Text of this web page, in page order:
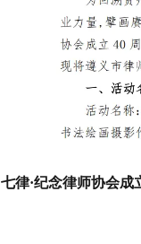
七律·纪念律师协会